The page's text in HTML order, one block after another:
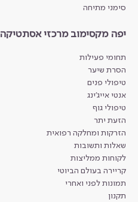
יפה מקסימוב מרכזי אסתטיקה
תחומי פעילות
הסרת שיער
טיפולי פנים
אנטי אייג'ינג
טיפולי גוף
הזעת יתר
הזרקות ומחלקה רפואית
שאלות ותשובות
לקוחות ממליצות
קריירה בעולם הביוטי
תמונות לפני ואחרי
תקנון
סימני מתיחה